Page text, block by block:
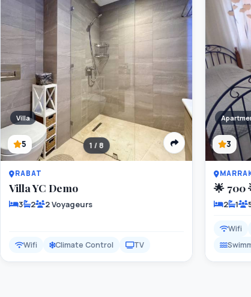
1 / 8
Villa
5
RABAT
Villa YC Demo
3 2 2 Voyageurs
Wifi Climate Control TV
3
2 1
Wifi